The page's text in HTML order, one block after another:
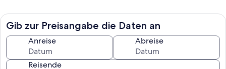
kilometerlangen Stränden oder in den Buchenwäldern entlang der
Steilküste, Radtouren oder Ausflugsfahrten, sind nur einige
Möglichkeiten die Umgebung zu entdecken.
Villa Antje Whg. 08 mit Balkon:
Gib zur Preisangabe die Daten an
Anreise Abreise
Reisende